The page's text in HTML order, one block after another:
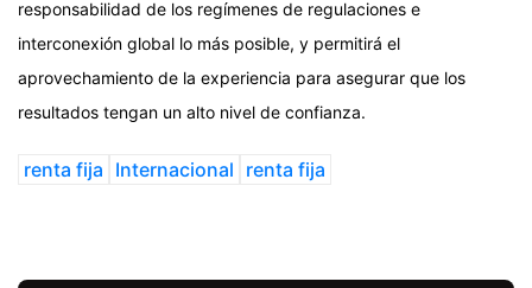
responsabilidad de los regímenes de regulaciones e
interconexión global lo más posible, y permitirá el
aprovechamiento de la experiencia para asegurar que los
resultados tengan un alto nivel de confianza.
renta fija Internacional renta fija